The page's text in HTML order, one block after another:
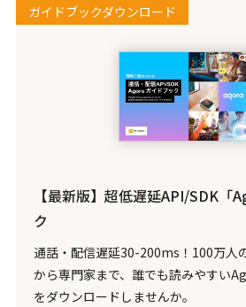
ガイドブックダウンロード
【最新版】超低遅延API/SDK「
ク
通話・配信遅延30-200ms！100万人
から専門家まで、誰でも読みやすい
をダウンロードしませんか。